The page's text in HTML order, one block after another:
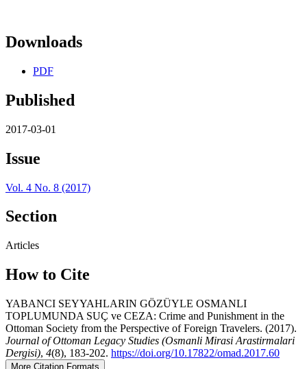
Downloads
PDF
Published
2017-03-01
Issue
Vol. 4 No. 8 (2017)
Section
Articles
How to Cite
YABANCI SEYYAHLARIN GÖZÜYLE OSMANLI
TOPLUMUNDA SUÇ ve CEZA: Crime and Punishment in the
Ottoman Society from the Perspective of Foreign Travelers. (2017).
Journal of Ottoman Legacy Studies (Osmanli Mirasi Arastirmalari
Dergisi), 4(8), 183-202. https://doi.org/10.17822/omad.2017.60
More Citation Formats